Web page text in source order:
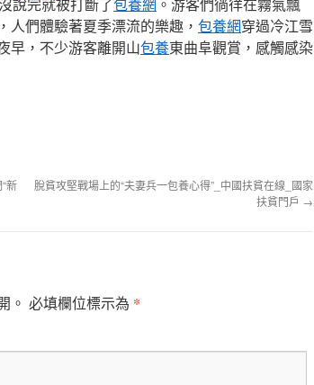
說完就被打斷了包養網 。游客們徜徉在霧氣飄
人們體驗著夏季漂流的樂趣， 包養網穿過冷江雪
早，不少游客離開山包養東曲阜觀賞，感觸感染
新
脫貧攻堅戰場上的“夫妻兵一包養心得”_中國扶貧在線_國家
扶貧門戶 →
。 必填欄位標示為 *